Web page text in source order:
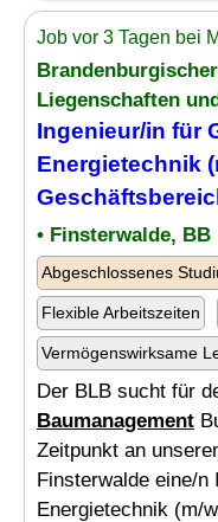
Job vor 3 Tagen bei
Liegenschaften
Ingenieur/in für
Energietechnik
• Finsterwalde, BB
Abgeschlossenes
Flexible Arbeitszeiten
Vermögenswirksame
Der BLB sucht für
Baumanagement
Zeitpunkt an
Finsterwalde eine/n
Energietechnik (m/